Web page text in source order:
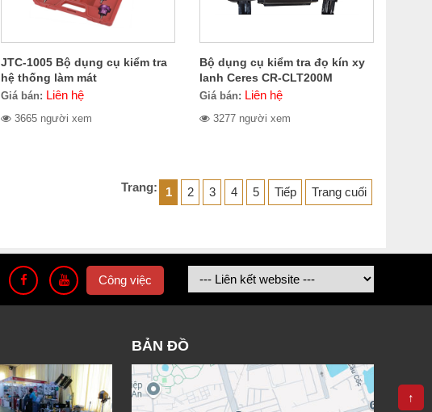
JTC-1005 Bộ dụng cụ kiểm tra
hệ thống làm mát
Giá bán: Liên hệ
3665 người xem
Bộ dụng cụ kiểm tra đọ kín xy
lanh Ceres CR-CLT200M
Giá bán: Liên hệ
3277 người xem
Trang: 1 2 3 4 5 Tiếp Trang cuối
Công việc
BẢN ĐỒ
↑